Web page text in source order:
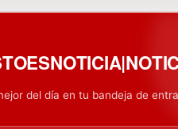
del día en tu bandeja de